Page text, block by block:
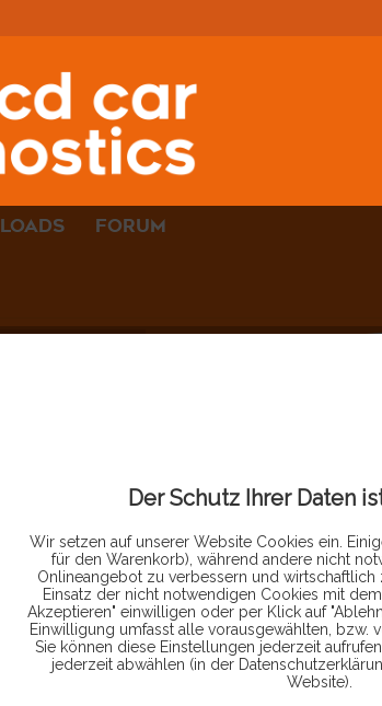
FORUM
Der Schutz Ihrer Daten
Wir setzen auf unserer Website Cookies ein.
für den Warenkorb), während andere nicht
Onlineangebot zu verbessern und wirtschaftlich
Einsatz der nicht notwendigen Cookies mit
Akzeptieren" einwilligen oder per Klick auf
Einwilligung umfasst alle vorausgewählten, bzw.
Sie können diese Einstellungen jederzeit
jederzeit abwählen (in der
Website).
PASSEND ZU
bereits einen Adapter ohne
Basiskoffer oder Adapter und
jedoch keinen Koffer besitzen. Die
mit Koffer und Zubehör bietet mit
zusätzliche Lieferumfang eine...
ab 49,90
DETAILS